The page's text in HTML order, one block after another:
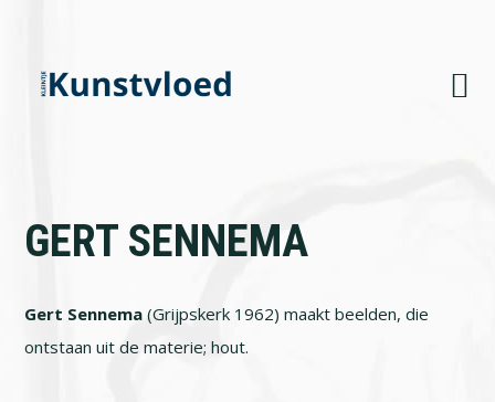
primary
navigation
content
footer
GERT SENNEMA
Gert Sennema (Grijpskerk 1962) maakt beelden, die
ontstaan uit de materie; hout.